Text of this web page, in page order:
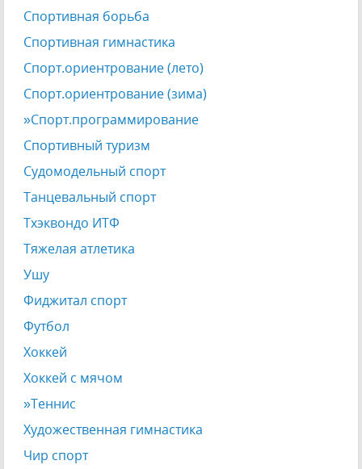
Спортивная борьба
Спортивная гимнастика
Спорт.ориентрование (лето)
Спорт.ориентрование (зима)
»Спорт.программирование
Спортивный туризм
Судомодельный спорт
Танцевальный спорт
Тхэквондо ИТФ
Тяжелая атлетика
Ушу
Фиджитал спорт
Футбол
Хоккей
Хоккей с мячом
»Теннис
Художественная гимнастика
Чир спорт